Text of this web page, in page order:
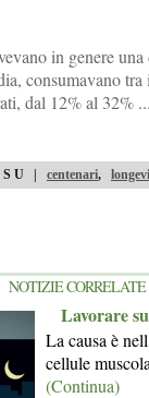
in genere
consumavano
dal 12% al 32% ...
| centenari,
NOTIZIE CORRELATE
Lavorare
La causa è
cellule
(Continua)